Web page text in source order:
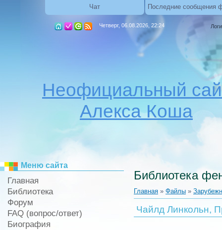
Чат Последние сообщения
Четверг, 06.08.2026, 22:24
Неофициальный
Алекса Коша
Меню сайта
Главная
Библиотека
Форум
FAQ (вопрос/ответ)
Биография
Библиотека
Главная » Файлы »
Чайлд Линкольн,